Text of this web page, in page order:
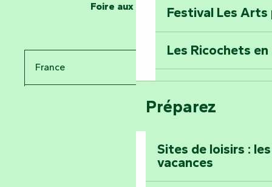
Voyagez dans le
Maillezais
Montez au
Festival Les Arts
Les Ricochets
Tout l'agenda
Préparez
Sites de loisirs :
vacances
Foire aux questions
France